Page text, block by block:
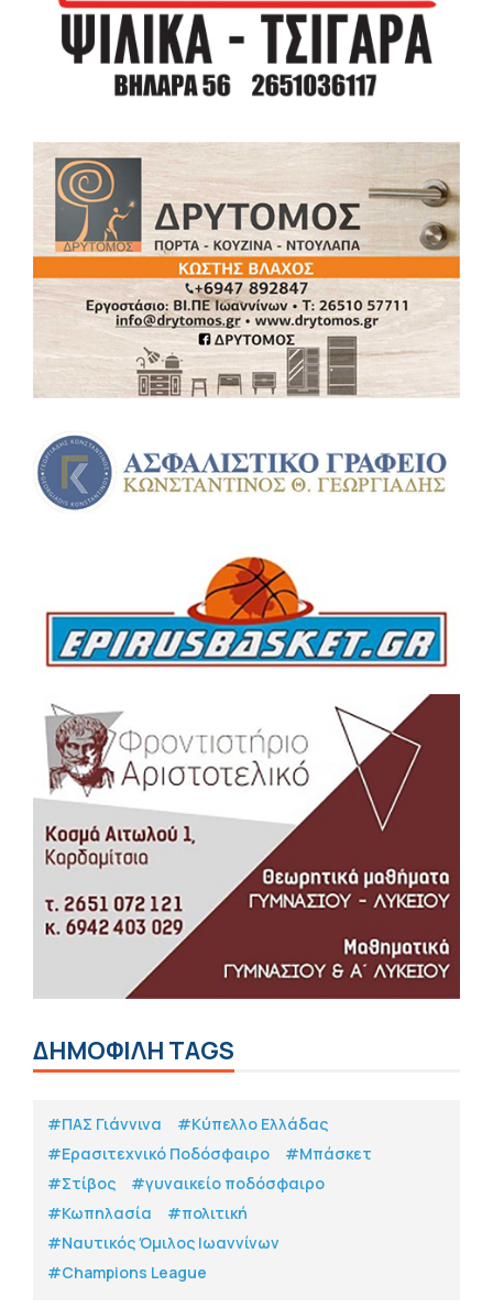
ΔΗΜΟΦΙΛΗ TAGS
#ΠΑΣ Γιάννινα
#Κύπελλο Ελλάδας
#Eρασιτεχνικό Ποδόσφαιρο
#Μπάσκετ
#Στίβος
#γυναικείο ποδόσφαιρο
#Κωπηλασία
#πολιτική
#Ναυτικός Όμιλος Ιωαννίνων
#Champions League